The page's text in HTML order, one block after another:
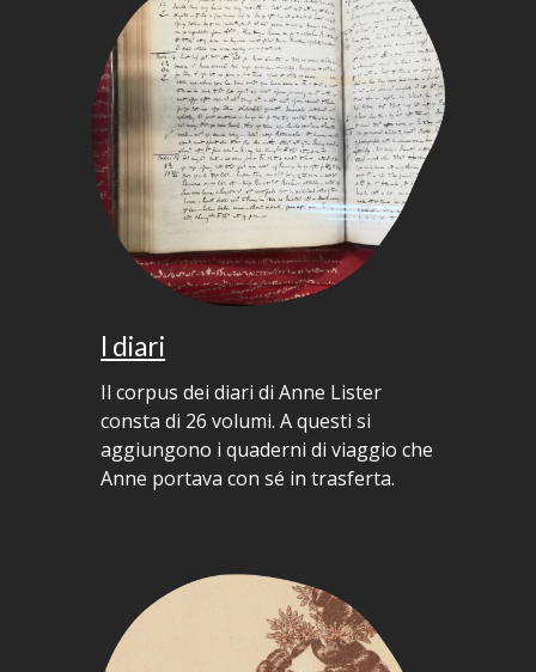
I diari
Il corpus dei diari di Anne Lister
consta di 26 volumi. A questi si
aggiungono i quaderni di viaggio che
Anne portava con sé in trasferta.